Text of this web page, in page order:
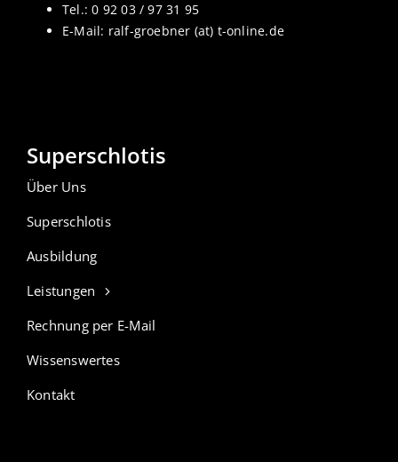
Tel.: 0 92 03 / 97 31 95
E-Mail: ralf-groebner (at) t-online.de
Superschlotis
Über Uns
Superschlotis
Ausbildung
Leistungen
Rechnung per E-Mail
Wissenswertes
Kontakt